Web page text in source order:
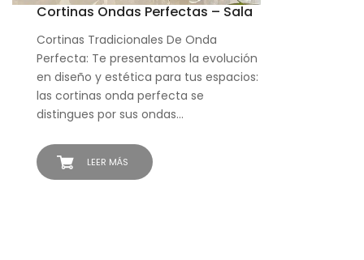
LEER MÁS
Cortinas Ondas Perfectas – Sala
Cortinas Tradicionales De Onda
Perfecta: Te presentamos la evolución
en diseño y estética para tus espacios:
las cortinas onda perfecta se
distingues por sus ondas…